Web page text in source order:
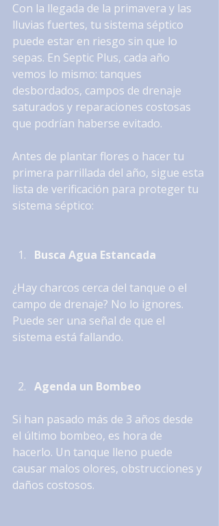
Con la llegada de la primavera y las
lluvias fuertes, tu sistema séptico
puede estar en riesgo sin que lo
sepas. En Septic Plus, cada año
vemos lo mismo: tanques
desbordados, campos de drenaje
saturados y reparaciones costosas
que podrían haberse evitado.
Antes de plantar flores o hacer tu
primera parrillada del año, sigue esta
lista de verificación para proteger tu
sistema séptico:
Busca Agua Estancada
¿Hay charcos cerca del tanque o el
campo de drenaje? No lo ignores.
Puede ser una señal de que el
sistema está fallando.
Agenda un Bombeo
Si han pasado más de 3 años desde
el último bombeo, es hora de
hacerlo. Un tanque lleno puede
causar malos olores, obstrucciones y
daños costosos.